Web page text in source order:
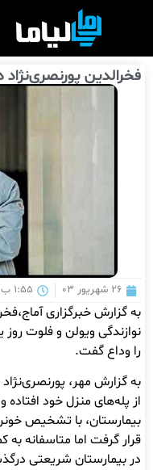
فخرالدین
۲۶ شهریور ۰۳ ۱:۵۵ ب٫ظ
به گزارش خبرگزاری
نوازندگی ویولن و فلوت
را وداع گفت.
از پله‌های منزل خود
بیمارستان، با تشخیص
در بیمارستان شریعتی